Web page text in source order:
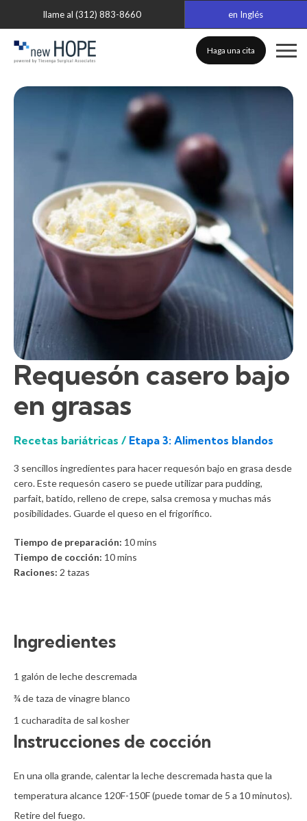
llame al (312) 883-8660 en Inglés
Haga una cita
Requesón casero bajo
en grasas
Recetas bariátricas / Etapa 3: Alimentos blandos
3 sencillos ingredientes para hacer requesón bajo en grasa desde
cero. Este requesón casero se puede utilizar para pudding,
parfait, batido, relleno de crepe, salsa cremosa y muchas más
posibilidades. Guarde el queso en el frigorífico.
Tiempo de preparación: 10mins
Tiempo de cocción: 10mins
Raciones: 2 tazas
Ingredientes
1 galón de leche descremada
¾ de taza de vinagre blanco
1 cucharadita de sal kosher
Instrucciones de cocción
En una olla grande, calentar la leche descremada hasta que la
temperatura alcance 120F-150F (puede tomar de 5 a 10 minutos).
Retire del fuego.